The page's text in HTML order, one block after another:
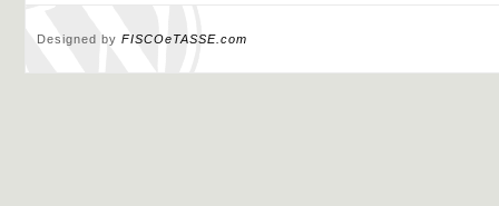
Designed by FISCOeTASSE.com